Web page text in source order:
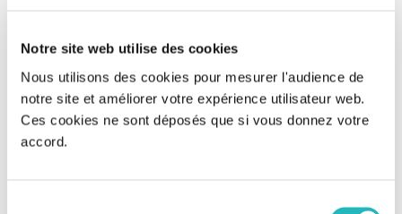
Notre site web utilise des cookies
Nous utilisons des cookies pour mesurer l'audience de
notre site et améliorer votre expérience utilisateur web.
Ces cookies ne sont déposés que si vous donnez votre
accord.
2006, la France a d’ailleurs défini une liste des Opérateurs
[...]